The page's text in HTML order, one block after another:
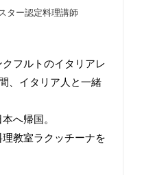
ター認定料理講師
フルトのイタリアレ
、イタリア人と一緒
へ帰国。
教室ラクッチーナを